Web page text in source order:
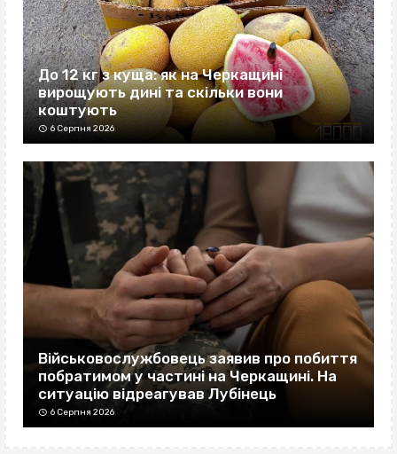
До 12 кг з куща: як на Черкащині
вирощують дині та скільки вони
коштують
6 Серпня 2026
Військовослужбовець заявив про побиття
побратимом у частині на Черкащині. На
ситуацію відреагував Лубінець
6 Серпня 2026